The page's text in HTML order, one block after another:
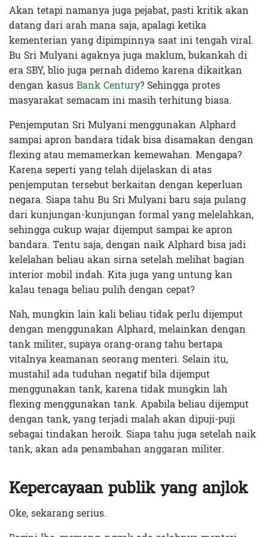
Akan tetapi namanya juga pejabat, pasti kritik akan
datang dari arah mana saja, apalagi ketika
kementerian yang dipimpinnya saat ini tengah viral.
Bu Sri Mulyani agaknya juga maklum, bukankah di
era SBY, blio juga pernah didemo karena dikaitkan
dengan kasusBank Century? Sehingga protes
masyarakat semacam ini masih terhitung biasa.
Penjemputan Sri Mulyani menggunakan Alphard
sampai apron bandara tidak bisa disamakan dengan
flexing atau memamerkan kemewahan. Mengapa?
Karena seperti yang telah dijelaskan di atas
penjemputan tersebut berkaitan dengan keperluan
negara. Siapa tahu Bu Sri Mulyani baru saja pulang
dari kunjungan-kunjungan formal yang melelahkan,
sehingga cukup wajar dijemput sampai ke apron
bandara. Tentu saja, dengan naik Alphard bisa jadi
kelelahan beliau akan sirna setelah melihat bagian
interior mobil indah. Kita juga yang untung kan
kalau tenaga beliau pulih dengan cepat?
Nah, mungkin lain kali beliau tidak perlu dijemput
dengan menggunakan Alphard, melainkan dengan
tank militer, supaya orang-orang tahu bertapa
vitalnya keamanan seorang menteri. Selain itu,
mustahil ada tuduhan negatif bila dijemput
menggunakan tank, karena tidak mungkin lah
flexing menggunakan tank. Apabila beliau dijemput
dengan tank, yang terjadi malah akan dipuji-puji
sebagai tindakan heroik. Siapa tahu juga setelah naik
tank, akan ada penambahan anggaran militer.
Kepercayaan publik yang anjlok
Oke, sekarang serius.